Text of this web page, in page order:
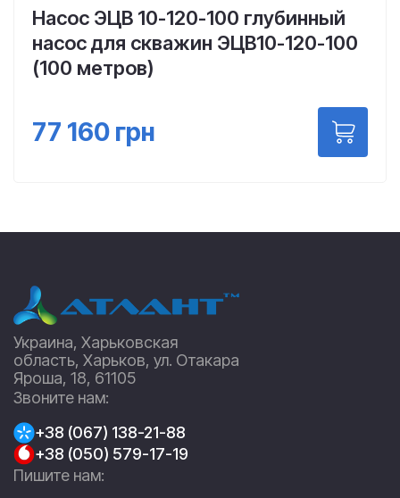
Насос ЭЦВ 10-120-100 глубинный
насос для скважин ЭЦВ10-120-100
(100 метров)
77 160 грн
Украина, Харьковская
область, Харьков, ул. Отакара
Яроша, 18, 61105
Звоните нам:
+38 (067) 138-21-88
+38 (050) 579-17-19
Пишите нам: